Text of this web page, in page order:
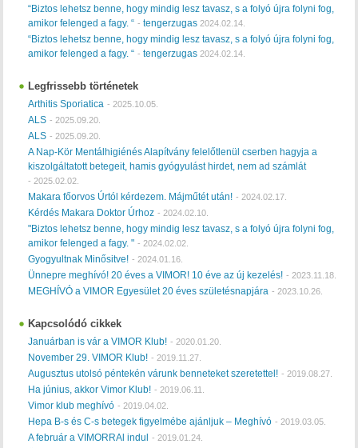
“Biztos lehetsz benne, hogy mindig lesz tavasz, s a folyó újra folyni fog,
amikor felenged a fagy. “ -tengerzugas 2024.02.14.
“Biztos lehetsz benne, hogy mindig lesz tavasz, s a folyó újra folyni fog,
amikor felenged a fagy. “ -tengerzugas 2024.02.14.
Legfrissebb történetek
Arthitis Sporiatica - 2025.10.05.
ALS - 2025.09.20.
ALS - 2025.09.20.
A Nap-Kör Mentálhigiénés Alapítvány felelőtlenül cserben hagyja a
kiszolgáltatott betegeit, hamis gyógyulást hirdet, nem ad számlát
- 2025.02.02.
Makara főorvos Úrtól kérdezem. Májműtét után! - 2024.02.17.
Kérdés Makara Doktor Úrhoz - 2024.02.10.
"Biztos lehetsz benne, hogy mindig lesz tavasz, s a folyó újra folyni fog,
amikor felenged a fagy. " - 2024.02.02.
Gyogyultnak Minősitve! - 2024.01.16.
Ünnepre meghívó! 20 éves a VIMOR! 10 éve az új kezelés! - 2023.11.18.
MEGHÍVÓ a VIMOR Egyesület 20 éves születésnapjára - 2023.10.26.
Kapcsolódó cikkek
Januárban is vár a VIMOR Klub! - 2020.01.20.
November 29. VIMOR Klub! - 2019.11.27.
Augusztus utolsó péntekén várunk benneteket szeretettel! - 2019.08.27.
Ha június, akkor Vimor Klub! - 2019.06.11.
Vimor klub meghívó - 2019.04.02.
Hepa B-s és C-s betegek figyelmébe ajánljuk – Meghívó - 2019.03.05.
A február a VIMORRAl indul - 2019.01.24.